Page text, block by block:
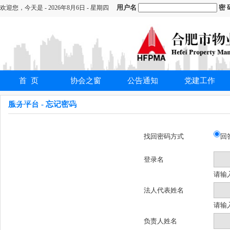
欢迎您， 今天是 - 2026年8月6日 - 星期四 用户名 密
首 页 协会之窗 公告通知 党建工作
服务平台 工作委员会
服务平台 - 忘记密码
找回密码方式 回
登录名
请输
法人代表姓名
请输
负责人姓名